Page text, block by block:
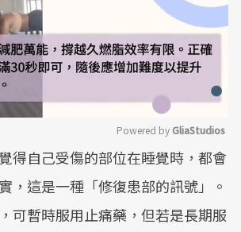
Mute
Powered by GliaStudios
得自己受傷的部位在睡覺時，都會
，這是一種「修復患部的訊號」。
可暫時服用止痛藥，但若是長期服